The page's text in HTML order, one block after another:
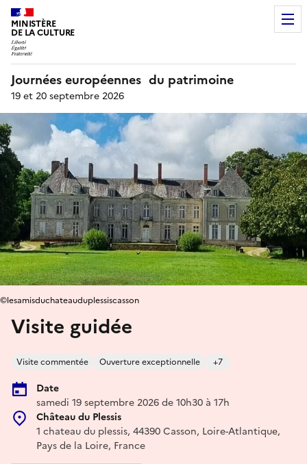
MINISTÈRE
DE LA CULTURE
Journées européennes du patrimoine
19 et 20 septembre 2026
Visite guidée
Visite commentée Ouverture exceptionnelle +7
Date
samedi 19 septembre 2026 de 10h30 à 17h
Château du Plessis
1 chateau du plessis, 44390 Casson, Loire-Atlantique,
Pays de la Loire, France
©lesamisduchateauduplessiscasson